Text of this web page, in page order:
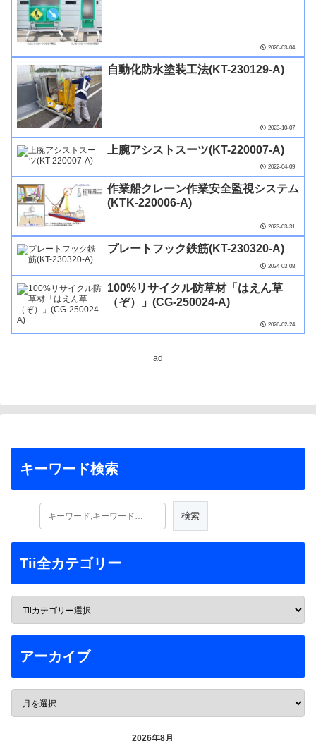
2020-03-04
自動化防水塗装工法(KT-230129-A)
2023-10-07
上腕アシストスーツ(KT-220007-A)
2022-04-09
作業船クレーン作業安全監視システム
(KTK-220006-A)
2023-03-31
プレートフック鉄筋(KT-230320-A)
2024-03-08
100%リサイクル防草材「はえん草
（ぞ）」(CG-250024-A)
2026-02-24
ad
キーワード検索
Tii全カテゴリー
アーカイブ
2026年8月